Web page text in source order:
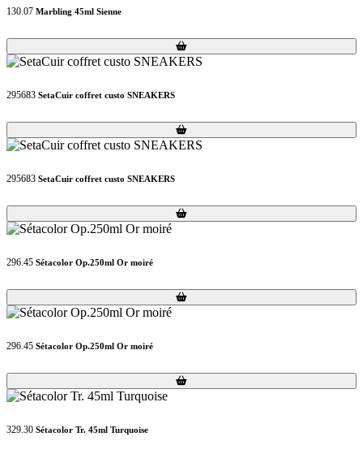
130.07 Marbling 45ml Sienne
Loading...
Loading...
295683 SetaCuir coffret custo SNEAKERS
Loading...
Loading...
295683 SetaCuir coffret custo SNEAKERS
Loading...
Loading...
296.45 Sétacolor Op.250ml Or moiré
Loading...
Loading...
296.45 Sétacolor Op.250ml Or moiré
Loading...
Loading...
329.30 Sétacolor Tr. 45ml Turquoise